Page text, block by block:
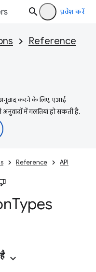
प्रवेश करें
Reference
करने के लिए, एआई
में गलतियां हो सकती हैं.
Reference API
Types